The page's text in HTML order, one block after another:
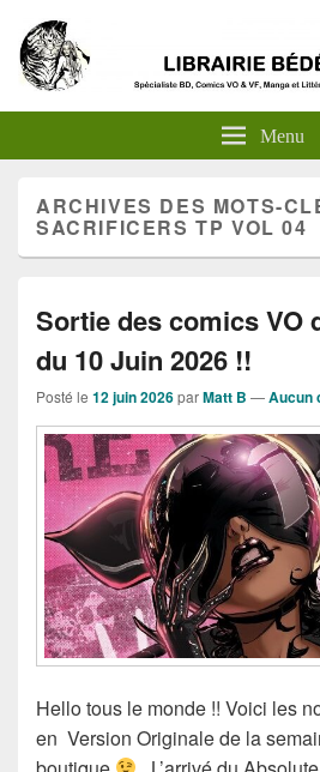
Menu
ARCHIVES DES MOTS-
SACRIFICERS TP VOL 04
Sortie des comics VO
du 10 Juin 2026 !!
Posté le 12 juin 2026parMatt B —Aucun
Hello tous le monde !! Voici les
en Version Originale de la